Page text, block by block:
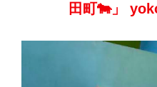
田町🐄」